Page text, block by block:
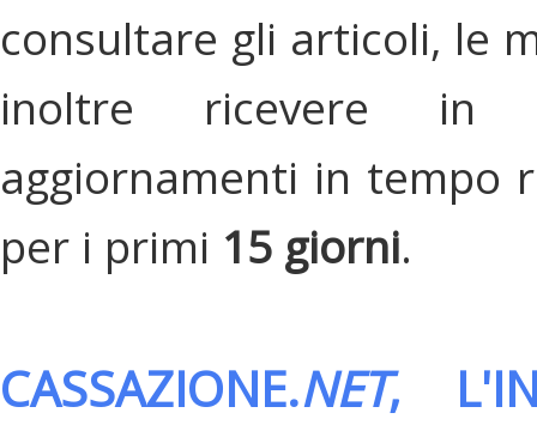
consultare gli articoli, le
inoltre ricevere in
aggiornamenti in tempo
per i primi 15 giorni.
CASSAZIONE.NET,